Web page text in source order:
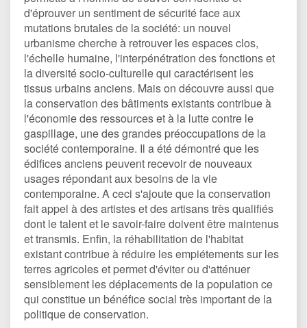
d'éprouver un sentiment de sécurité face aux
mutations brutales de la société: un nouvel
urbanisme cherche à retrouver les espaces clos,
l'échelle humaine, l'interpénétration des fonctions et
la diversité socio-culturelle qui caractérisent les
tissus urbains anciens. Mais on découvre aussi que
la conservation des bâtiments existants contribue à
l'économie des ressources et à la lutte contre le
gaspillage, une des grandes préoccupations de la
société contemporaine. Il a été démontré que les
édifices anciens peuvent recevoir de nouveaux
usages répondant aux besoins de la vie
contemporaine. A ceci s'ajoute que la conservation
fait appel à des artistes et des artisans très qualifiés
dont le talent et le savoir-faire doivent être maintenus
et transmis. Enfin, la réhabilitation de l'habitat
existant contribue à réduire les empiétements sur les
terres agricoles et permet d'éviter ou d'atténuer
sensiblement les déplacements de la population ce
qui constitue un bénéfice social très important de la
politique de conservation.